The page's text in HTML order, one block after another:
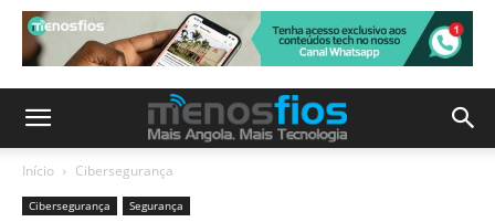
Início Cibersegurança
Cibersegurança Segurança